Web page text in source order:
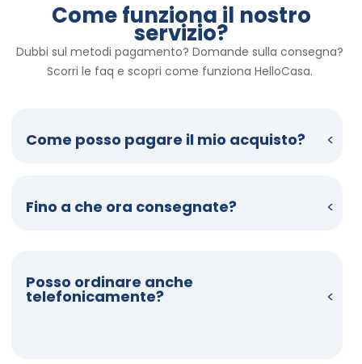
Come funziona il nostro
servizio?
Dubbi sul metodi pagamento? Domande sulla consegna?
Scorri le faq e scopri come funziona HelloCasa.
Come posso pagare il mio acquisto?
Fino a che ora consegnate?
Posso ordinare anche
telefonicamente?